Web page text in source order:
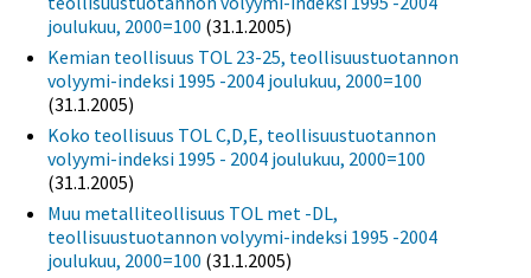
joulukuu, 2000=100 (31.1.2005)
Kemian teollisuus TOL 23-25, teollisuustuotannon
volyymi-indeksi 1995 -2004 joulukuu, 2000=100
(31.1.2005)
Koko teollisuus TOL C,D,E, teollisuustuotannon
volyymi-indeksi 1995 - 2004 joulukuu, 2000=100
(31.1.2005)
Muu metalliteollisuus TOL met -DL,
teollisuustuotannon volyymi-indeksi 1995 -2004
joulukuu, 2000=100 (31.1.2005)